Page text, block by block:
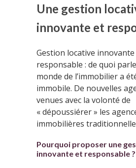
Une gestion
innovante et
Gestion locative
responsable : de quoi parle
monde de l’immobilier a
immobile. De nouvelles
venues avec la volonté de
« dépoussiérer » les
immobilières
Pourquoi proposer une
innovante et responsable ?